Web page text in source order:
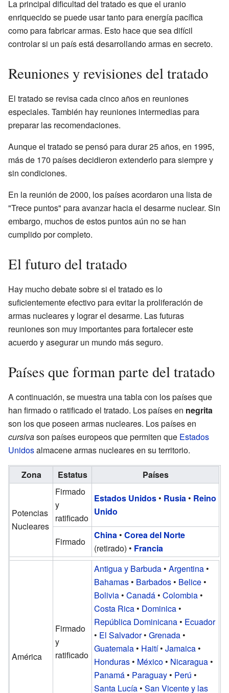
La principal dificultad del tratado es que el uranio
enriquecido se puede usar tanto para energía pacífica
como para fabricar armas. Esto hace que sea difícil
controlar si un país está desarrollando armas en secreto.
Reuniones y revisiones del tratado
El tratado se revisa cada cinco años en reuniones
especiales. También hay reuniones intermedias para
preparar las recomendaciones.
Aunque el tratado se pensó para durar 25 años, en 1995,
más de 170 países decidieron extenderlo para siempre y
sin condiciones.
En la reunión de 2000, los países acordaron una lista de
"Trece puntos" para avanzar hacia el desarme nuclear. Sin
embargo, muchos de estos puntos aún no se han
cumplido por completo.
El futuro del tratado
Hay mucho debate sobre si el tratado es lo
suficientemente efectivo para evitar la proliferación de
armas nucleares y lograr el desarme. Las futuras
reuniones son muy importantes para fortalecer este
acuerdo y asegurar un mundo más seguro.
Países que forman parte del tratado
A continuación, se muestra una tabla con los países que
han firmado o ratificado el tratado. Los países en negrita
son los que poseen armas nucleares. Los países en
cursivason países europeos que permiten que Estados
Unidosalmacene armas nucleares en su territorio.
Zona Estatus Países
Potencias
Nucleares
Firmado
y
ratificado
Estados Unidos• Rusia• Reino
Unido
Firmado
China• Corea del Norte
(retirado) • Francia
América
Firmado
y
ratificado
Antigua y Barbuda• Argentina•
Bahamas• Barbados• Belice•
Bolivia• Canadá• Colombia•
Costa Rica• Dominica•
República Dominicana• Ecuador
• El Salvador• Grenada•
Guatemala• Haití• Jamaica•
Honduras• México• Nicaragua•
Panamá• Paraguay• Perú •
Santa Lucía• San Vicente y las